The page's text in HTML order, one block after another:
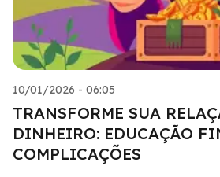
10/01/2026 - 06:05
TRANSFORME SUA
DINHEIRO: EDUCAÇÃO
COMPLICAÇÕES